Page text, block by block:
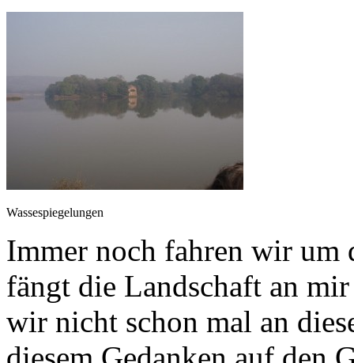
Wassespiegelungen
Immer noch fahren wir um
fängt die Landschaft an
wir nicht schon mal an